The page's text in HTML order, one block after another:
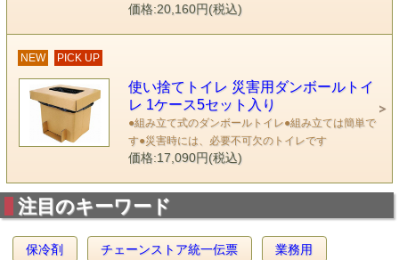
価格:20,160円(税込)
NEW PICK UP
使い捨てトイレ 災害用ダンボールトイ
レ 1ケース5セット入り
●組み立て式のダンボールトイレ●組み立ては簡単で
す●災害時には、必要不可欠のトイレです
価格:17,090円(税込)
注目のキーワード
保冷剤 チェーンストア統一伝票 業務用